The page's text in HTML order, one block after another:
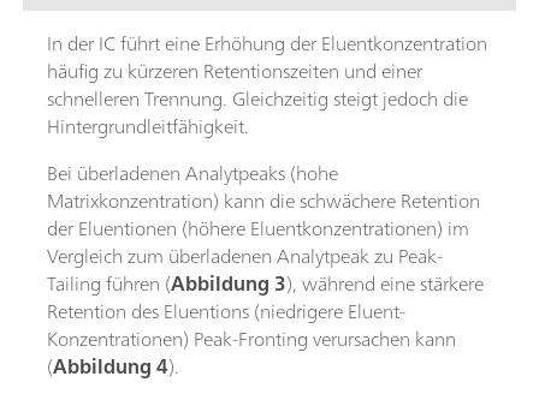
In der IC führt eine Erhöhung der Eluentkonzentration
häufig zu kürzeren Retentionszeiten und einer
schnelleren Trennung. Gleichzeitig steigt jedoch die
Hintergrundleitfähigkeit.
Bei überladenen Analytpeaks (hohe
Matrixkonzentration) kann die schwächere Retention
der Eluentionen (höhere Eluentkonzentrationen) im
Vergleich zum überladenen Analytpeak zu Peak-
Tailing führen (Abbildung 3), während eine stärkere
Retention des Eluentions (niedrigere Eluent-
Konzentrationen) Peak-Fronting verursachen kann
(Abbildung 4).